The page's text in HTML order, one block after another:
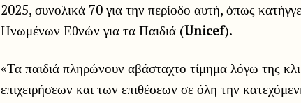
2025, συνολικά 70 για την περίοδο αυτή, όπως
Ηνωμένων Εθνών για τα Παιδιά (Unicef).
«Τα παιδιά πληρώνουν αβάσταχτο τίμημα λόγω της
επιχειρήσεων και των επιθέσεων σε όλη την